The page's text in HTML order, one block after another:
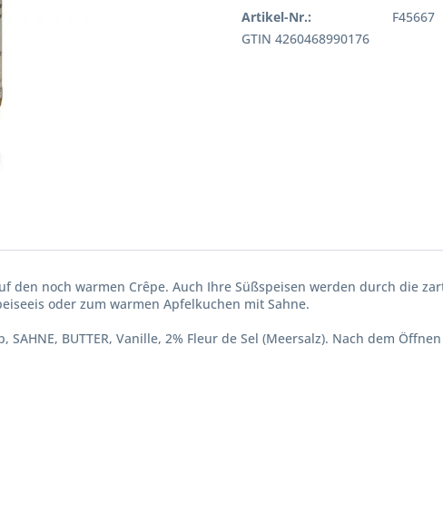
Artikel-Nr.:
F45667
GTIN 4260468990176
den noch warmen Crêpe. Auch Ihre Süßspeisen werden durch die
oder zum warmen Apfelkuchen mit Sahne.
BUTTER, Vanille, 2% Fleur de Sel (Meersalz). Nach dem